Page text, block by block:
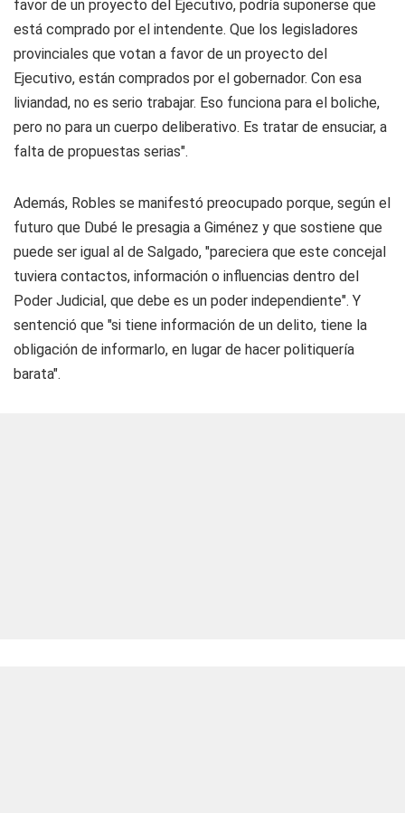
favor de un proyecto del Ejecutivo, podría suponerse que
está comprado por el intendente. Que los legisladores
provinciales que votan a favor de un proyecto del
Ejecutivo, están comprados por el gobernador. Con esa
liviandad, no es serio trabajar. Eso funciona para el boliche,
pero no para un cuerpo deliberativo. Es tratar de ensuciar, a
falta de propuestas serias".
Además, Robles se manifestó preocupado porque, según el
futuro que Dubé le presagia a Giménez y que sostiene que
puede ser igual al de Salgado, "pareciera que este concejal
tuviera contactos, información o influencias dentro del
Poder Judicial, que debe es un poder independiente". Y
sentenció que "si tiene información de un delito, tiene la
obligación de informarlo, en lugar de hacer politiquería
barata".